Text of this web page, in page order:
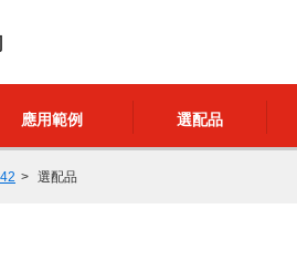
應用範例 選配品
選配品